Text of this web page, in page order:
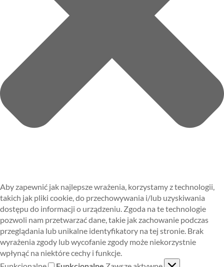
Aby zapewnić jak najlepsze wrażenia, korzystamy z technologii,
takich jak pliki cookie, do przechowywania i/lub uzyskiwania
dostępu do informacji o urządzeniu. Zgoda na te technologie
pozwoli nam przetwarzać dane, takie jak zachowanie podczas
przeglądania lub unikalne identyfikatory na tej stronie. Brak
wyrażenia zgody lub wycofanie zgody może niekorzystnie
wpłynąć na niektóre cechy i funkcje.